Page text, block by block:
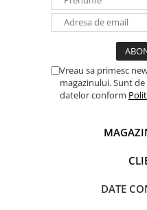
Vreau sa primesc
magazinului. Sunt
datelor conform
DATE